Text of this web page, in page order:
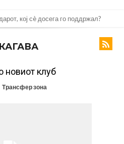
кој сè досега го поддржал?
да го разнесам Меси со четири бомби“
милиони евра, но не го затвора
засилувања!
е Њукасл да ја отвори касата, дали
ги задоволи Германците?
крај од планетата најдобро покажува
КАГАВА
новиот клуб
Трансфер зона